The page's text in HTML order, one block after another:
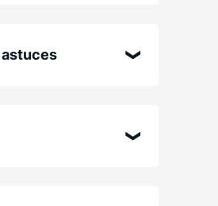
astuces